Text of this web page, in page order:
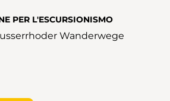
PER L'ESCURSIONISMO
Wanderwege